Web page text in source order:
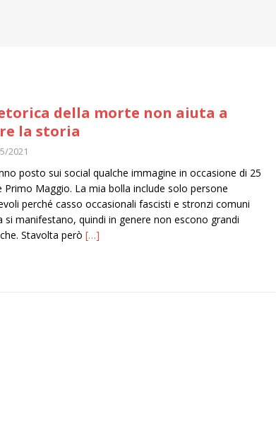
della morte non aiuta a
la storia
2021
posto sui social qualche immagine in occasione di 25
Primo Maggio. La mia bolla include solo persone
perché casso occasionali fascisti e stronzi comuni
si manifestano, quindi in genere non escono grandi
Stavolta però […]